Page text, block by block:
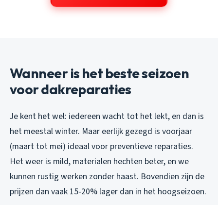
Wanneer is het beste seizoen
voor dakreparaties
Je kent het wel: iedereen wacht tot het lekt, en dan is
het meestal winter. Maar eerlijk gezegd is voorjaar
(maart tot mei) ideaal voor preventieve reparaties.
Het weer is mild, materialen hechten beter, en we
kunnen rustig werken zonder haast. Bovendien zijn de
prijzen dan vaak 15-20% lager dan in het hoogseizoen.